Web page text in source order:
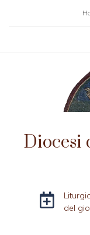
Diocesi
del